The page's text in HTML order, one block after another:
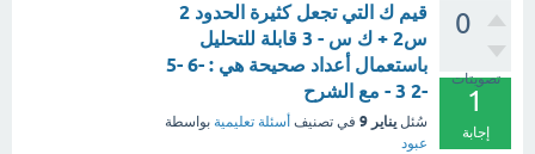
0
تصويتات
1
إجابة
قيم ك التي تجعل كثيرة الحدود 2
س2 + ك س - 3 قابلة للتحليل
باستعمال أعداد صحيحة هي : -6 -5
-2 3 - مع الشرح
سُئل يناير 9 في تصنيف أسئلة تعليمية بواسطة
عبود